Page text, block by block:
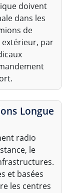
doivent
dans les
de
extérieur, par
Longue
radio
le
et basées
les centres